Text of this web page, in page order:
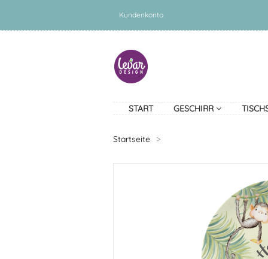
Kundenkonto
START GESCHIRR
Startseite >